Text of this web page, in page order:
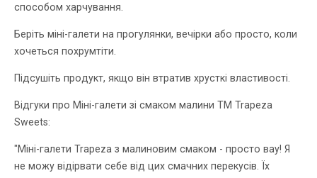
способом харчування.
Беріть міні-галети на прогулянки, вечірки або просто, коли
хочеться похрумтіти.
Підсушіть продукт, якщо він втратив хрусткі властивості.
Відгуки про Міні-галети зі смаком малини ТМ Trapeza
Sweets:
"Міні-галети Trapeza з малиновим смаком - просто вау! Я
не можу відірвати себе від цих смачних перекусів. Їх